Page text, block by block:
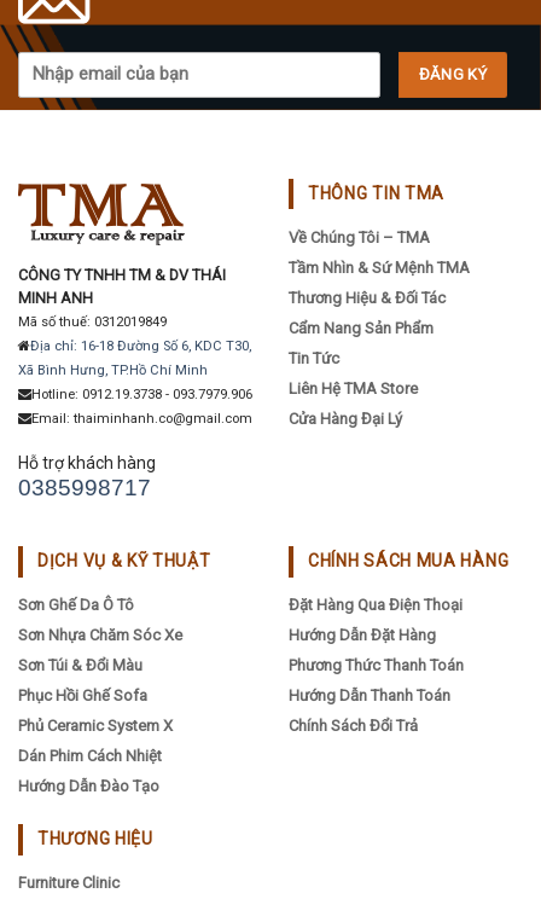
page
CÔNG TY TNHH TM & DV THÁI
MINH ANH
Mã số thuế: 0312019849
Địa chỉ: 16-18 Đường Số 6, KDC T30,
Xã Bình Hưng, TP.Hồ Chí Minh
Hotline: 0912.19.3738 - 093.7979.906
Email: thaiminhanh.co@gmail.com
Hỗ trợ khách hàng
0385998717
THÔNG TIN TMA
Về Chúng Tôi – TMA
Tầm Nhìn & Sứ Mệnh TMA
Thương Hiệu & Đối Tác
Cẩm Nang Sản Phẩm
Tin Tức
Liên Hệ TMA Store
Cửa Hàng Đại Lý
DỊCH VỤ & KỸ THUẬT
Sơn Ghế Da Ô Tô
Sơn Nhựa Chăm Sóc Xe
Sơn Túi & Đổi Màu
Phục Hồi Ghế Sofa
Phủ Ceramic System X
Dán Phim Cách Nhiệt
Hướng Dẫn Đào Tạo
CHÍNH SÁCH MUA HÀNG
Đặt Hàng Qua Điện Thoại
Hướng Dẫn Đặt Hàng
Phương Thức Thanh Toán
Hướng Dẫn Thanh Toán
Chính Sách Đổi Trả
THƯƠNG HIỆU
Furniture Clinic